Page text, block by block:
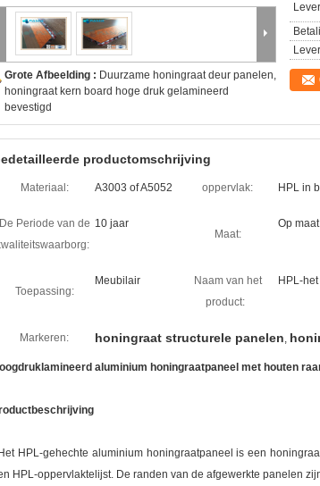
Grote Afbeelding : Duurzame honingraat deur panelen,
honingraat kern board hoge druk gelamineerd
bevestigd
productomschrijving
Materiaal: A3003 of A5052 oppervlak: HPL in
De Periode van de 10 jaar
Maat:
Op maat
Toepassing:
Meubilair
Naam van het
product:
HPL-
Markeren: honingraat structurele panelen,
aluminium honingraatpaneel met houten
HPL-gehechte aluminium honingraatpaneel is een
HPL-oppervlaktelijst. De randen van de afgewerkte panelen